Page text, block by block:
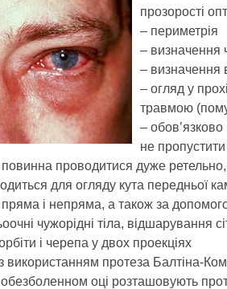
прозорості
– периметрія
– визначення
– визначення
– огляд у
травмою
–
не пропустити
повинна проводитися дуже
для огляду кута передньої
і непряма, а також за
чужорідні тіла, відшарування
і черепа у двох проекціях
використанням протеза Балтіна-
оці розташовують